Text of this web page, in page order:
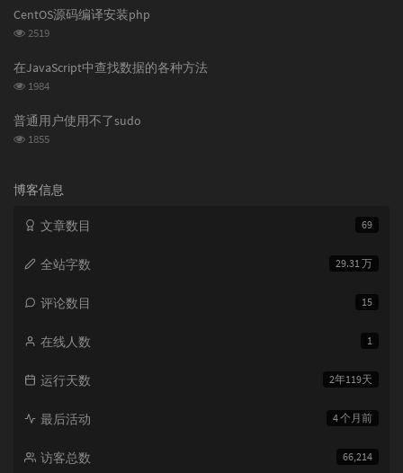
次
CentOS源码编译安装php
浏
次
2519
在JavaScript中查找数据的各种方法
浏
次
数:
1984
普通用户使用不了sudo
浏
数:
1855
博客信息
69
文章数目
29.31 万
全站字数
15
评论数目
1
在线人数
2年119天
运行天数
4 个月前
最后活动
66,214
访客总数